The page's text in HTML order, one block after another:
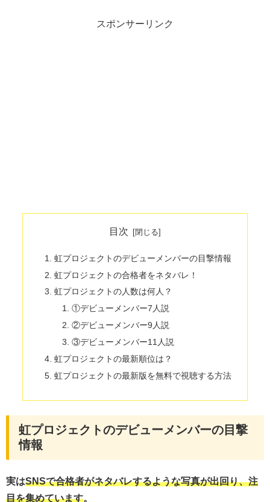
スポンサーリンク
目次
虹プロジェクトのデビューメンバーの目撃情報
虹プロジェクトの合格者をネタバレ！
虹プロジェクトの人数は何人？
①デビューメンバー7人説
②デビューメンバー9人説
③デビューメンバー11人説
虹プロジェクトの最新順位は？
虹プロジェクトの最新版を無料で視聴する方法
虹プロジェクトのデビューメンバーの目撃
情報
実はSNSで合格者がネタバレするような写真が出回り、注
目を集めています。